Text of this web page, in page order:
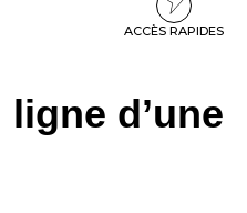
ACCÈS RAPIDES
d’une